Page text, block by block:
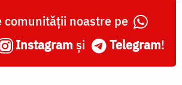
noastre pe
Instagram și Telegram!